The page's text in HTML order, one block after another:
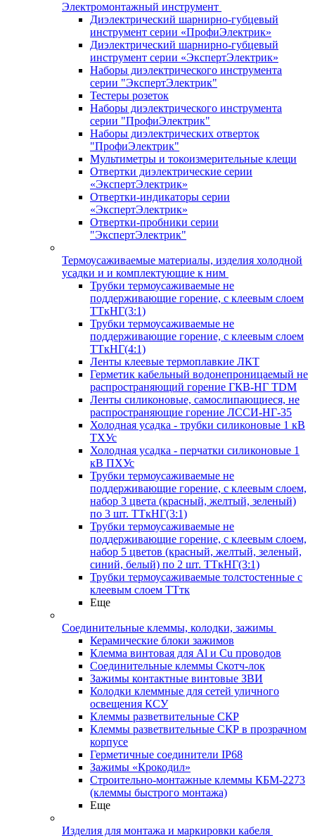
Электромонтажный инструмент
Диэлектрический шарнирно-губцевый
инструмент серии «ПрофиЭлектрик»
Диэлектрический шарнирно-губцевый
инструмент серии «ЭкспертЭлектрик»
Наборы диэлектрического инструмента
серии "ЭкспертЭлектрик"
Тестеры розеток
Наборы диэлектрического инструмента
серии "ПрофиЭлектрик"
Наборы диэлектрических отверток
"ПрофиЭлектрик"
Мультиметры и токоизмерительные клещи
Отвертки диэлектрические серии
«ЭкспертЭлектрик»
Отвертки-индикаторы серии
«ЭкспертЭлектрик»
Отвертки-пробники серии
"ЭкспертЭлектрик"
Термоусаживаемые материалы, изделия холодной
усадки и и комплектующие к ним
Трубки термоусаживаемые не
поддерживающие горение, с клеевым слоем
ТТкНГ(3:1)
Трубки термоусаживаемые не
поддерживающие горение, с клеевым слоем
ТТкНГ(4:1)
Ленты клеевые термоплавкие ЛКТ
Герметик кабельный водонепроницаемый не
распространяющий горение ГКВ-НГ TDM
Ленты силиконовые, самослипающиеся, не
распространяющие горение ЛССИ-НГ-35
Холодная усадка - трубки силиконовые 1 кВ
ТХУс
Холодная усадка - перчатки силиконовые 1
кВ ПХУс
Трубки термоусаживаемые не
поддерживающие горение, с клеевым слоем,
набор 3 цвета (красный, желтый, зеленый)
по 3 шт. ТТкНГ(3:1)
Трубки термоусаживаемые не
поддерживающие горение, с клеевым слоем,
набор 5 цветов (красный, желтый, зеленый,
синий, белый) по 2 шт. ТТкНГ(3:1)
Трубки термоусаживаемые толстостенные с
клеевым слоем ТТтк
Еще
Соединительные клеммы, колодки, зажимы
Керамические блоки зажимов
Клемма винтовая для Al и Cu проводов
Соединительные клеммы Скотч-лок
Зажимы контактные винтовые ЗВИ
Колодки клеммные для сетей уличного
освещения КСУ
Клеммы разветвительные СКР
Клеммы разветвительные СКР в прозрачном
корпусе
Герметичные соединители IP68
Зажимы «Крокодил»
Строительно-монтажные клеммы КБМ-2273
(клеммы быстрого монтажа)
Еще
Изделия для монтажа и маркировки кабеля